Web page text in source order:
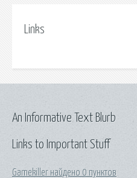
Links
Links to Important Stuff
Gamekiller найдено 0 пунктов
An Informative Text Blurb